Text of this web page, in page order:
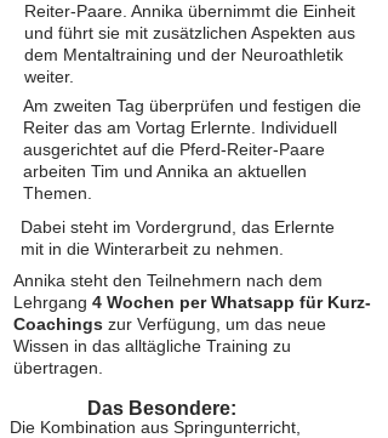
Reiter-Paare. Annika übernimmt die Einheit
und führt sie mit zusätzlichen Aspekten aus
dem Mentaltraining und der Neuroathletik
weiter.
Am zweiten Tag überprüfen und festigen die
Reiter das am Vortag Erlernte. Individuell
ausgerichtet auf die Pferd-Reiter-Paare
arbeiten Tim und Annika an aktuellen
Themen.
Dabei steht im Vordergrund, das Erlernte
mit in die Winterarbeit zu nehmen.
Annika steht den Teilnehmern nach dem
Lehrgang 4 Wochen per Whatsapp für Kurz-
Coachings zur Verfügung, um das neue
Wissen in das alltägliche Training zu
übertragen.
Das Besondere:
Die Kombination aus Springunterricht,